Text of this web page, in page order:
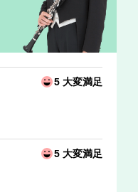
5 大変満足
5 大変満足